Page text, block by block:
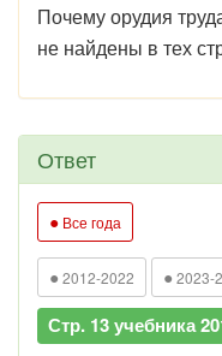
Почему орудия
не найдены в тех
Ответ
● Все года
● 2012-2022 ● 2023-
Стр. 13 учебника